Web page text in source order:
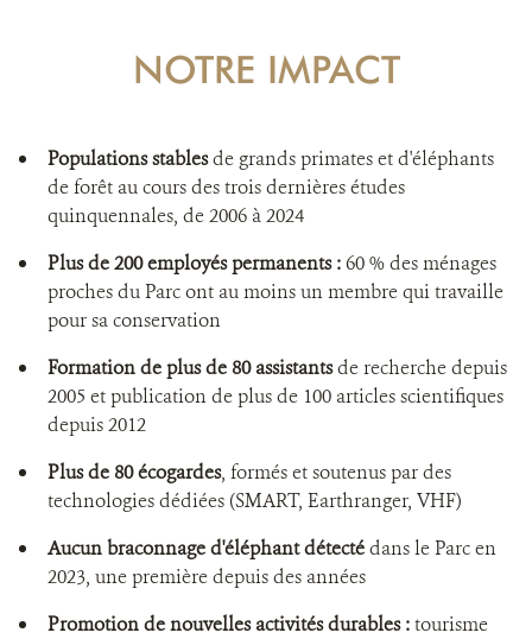
NOTRE IMPACT
Populations stablesde grands primates et d'éléphants
de forêt au cours des trois dernières études
quinquennales, de 2006 à 2024
Plus de 200 employés permanents :60 % des ménages
proches du Parc ont au moins un membre qui travaille
pour sa conservation
Formation de plus de 80 assistantsde recherche depuis
2005 et publication de plus de 100 articles scientifiques
depuis 2012
Plus de 80 écogardes, formés et soutenus par des
technologies dédiées (SMART, Earthranger, VHF)
Aucun braconnage d'éléphant détectédans le Parc en
2023, une première depuis des années
Promotion de nouvelles activités durables :tourisme